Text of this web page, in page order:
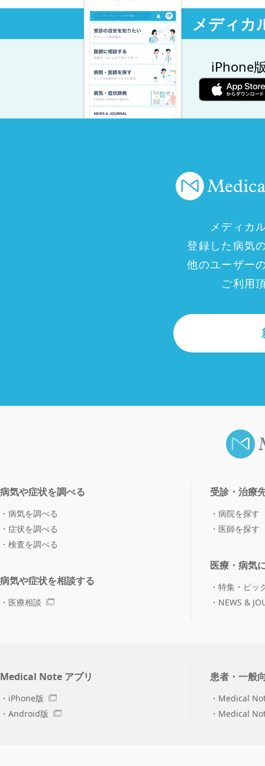
メディカ
iPhone
メディカ
登録した病気
他のユーザー
ご利用
病気や症状を調べる
病気を調べる
症状を調べる
検査を調べる
病気や症状を相談する
医療相談
受診・治療
病院を探す
医師を探す
医療・病気
特集・ピッ
NEWS &
Medical Note アプリ
iPhone版
Android版
患者・一般
Medical
Medical